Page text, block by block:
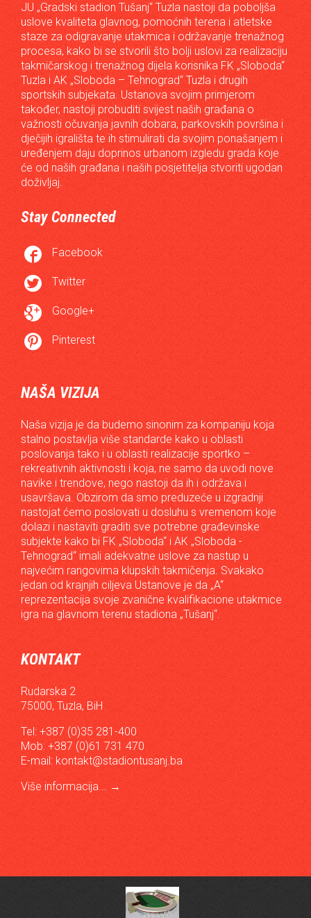
JU „Gradski stadion Tušanj“ Tuzla nastoji da poboljša
uslove kvaliteta glavnog, pomoćnih terena i atletske
staze za odigravanje utakmica i održavanje trenažnog
procesa, kako bi se stvorili što bolji uslovi za realizaciju
takmičarskog i trenažnog dijela korisnika FK „Sloboda“
Tuzla i AK „Sloboda – Tehnograd“ Tuzla i drugih
sportskih subjekata. Ustanova svojim primjerom
također, nastoji probuditi svijest naših građana o
važnosti očuvanja javnih dobara, parkovskih površina i
dječijih igrališta te ih stimulirati da svojim ponašanjem i
uređenjem daju doprinos urbanom izgledu grada koje
će od naših građana i naših posjetitelja stvoriti ugodan
doživljaj.
Stay Connected
 Facebook
 Twitter
 Google+
 Pinterest
NAŠA VIZIJA
Naša vizija je da budemo sinonim za kompaniju koja
stalno postavlja više standarde kako u oblasti
poslovanja tako i u oblasti realizacije sportko –
rekreativnih aktivnosti i koja, ne samo da uvodi nove
navike i trendove, nego nastoji da ih i održava i
usavršava. Obzirom da smo preduzeće u izgradnji
nastojat ćemo poslovati u dosluhu s vremenom koje
dolazi i nastaviti graditi sve potrebne građevinske
subjekte kako bi FK „Sloboda“ i AK „Sloboda -
Tehnograd“ imali adekvatne uslove za nastup u
najvećim rangovima klupskih takmičenja. Svakako
jedan od krajnjih ciljeva Ustanove je da „A“
reprezentacija svoje zvanične kvalifikacione utakmice
igra na glavnom terenu stadiona „Tušanj“.
KONTAKT
Rudarska 2
75000, Tuzla, BiH
Tel: +387 (0)35 281-400
Mob: +387 (0)61 731 470
E-mail: kontakt@stadiontusanj.ba
Više informacija... →